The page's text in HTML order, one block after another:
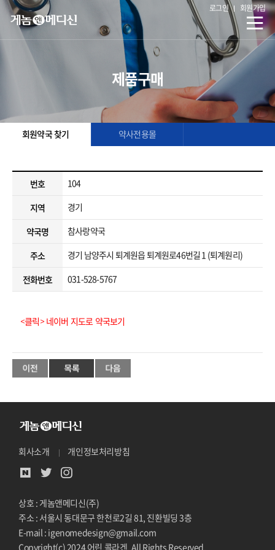
로그인 회원가입
제품구매
회원약국 찾기 약사전용몰
번호
104
지역
경기
약국명
참사랑약국
주소
경기 남양주시 퇴계원읍 퇴계원로46번길 1 (퇴계원리)
전화번호
031-528-5767
<클릭> 네이버 지도로 약국보기
회사소개 개인정보처리방침
상호 : 게놈앤메디신(주)
주소 : 서울시 동대문구 한천로2길 81, 진환빌딩 3층
E-mail : igenomedesign@gmail.com
Copyright(c) 2024 어린 콜라겐. All Rights Reserved.